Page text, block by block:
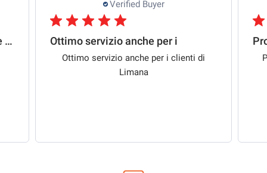
0ttimo rapporto qualità/prezzo e spedizione
Verified Buyer
Ottimo servizio anche per i
Ottimo servizio anche per i clienti di
Limana